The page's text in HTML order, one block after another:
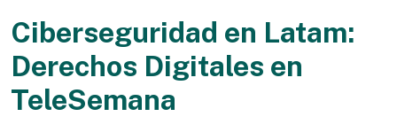
Ciberseguridad en Latam:
Derechos Digitales en
TeleSemana